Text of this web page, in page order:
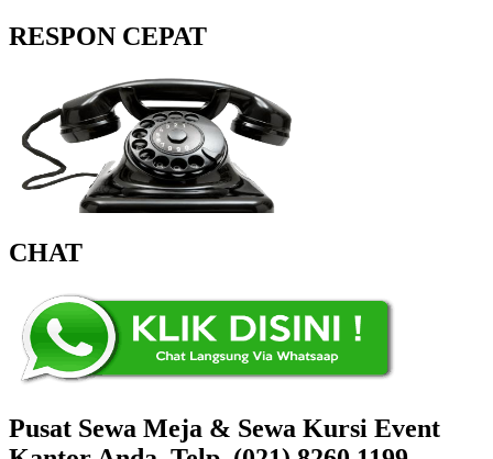
RESPON CEPAT
CHAT
Pusat Sewa Meja & Sewa Kursi Event